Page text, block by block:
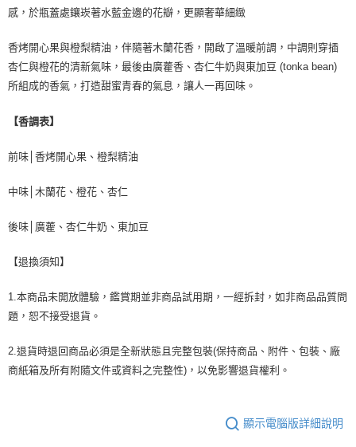
感，於瓶蓋處鑲崁著水藍金邊的花瓣，更顯奢華細緻
香烤開心果與橙梨精油，伴隨著木蘭花香，開啟了溫暖前調，中調則穿插
杏仁與橙花的清新氣味，最後由廣藿香、杏仁牛奶與東加豆 (tonka bean)
所組成的香氣，打造甜蜜青春的氣息，讓人一再回味。
【香調表】
前味│香烤開心果、橙梨精油
中味│木蘭花、橙花、杏仁
後味│廣藿、杏仁牛奶、東加豆
【退換須知】
1.本商品未開放體驗，鑑賞期並非商品試用期，一經拆封，如非商品品質問
題，恕不接受退貨。
2.退貨時退回商品必須是全新狀態且完整包裝(保持商品、附件、包裝、廠
商紙箱及所有附隨文件或資料之完整性)，以免影響退貨權利。
顯示電腦版詳細說明